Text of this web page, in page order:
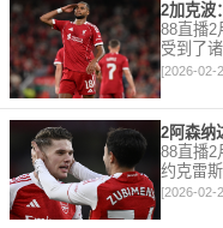
88直播2
受到了
在接受
队对赛
赛季并
[2026-02-
88直播2
约克雷
一项了
打进
[2026-02-